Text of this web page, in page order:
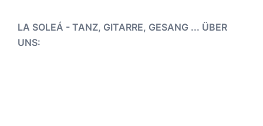
LA SOLEÁ - TANZ, GITARRE, GESANG ... ÜBER
UNS: